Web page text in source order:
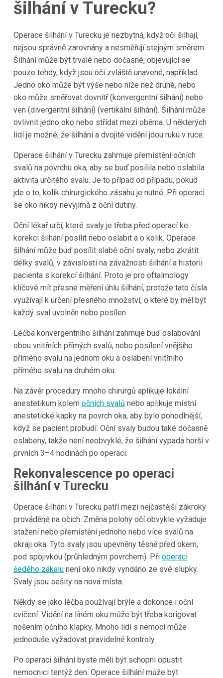
šilhání v Turecku?
Operace šilhání v Turecku je nezbytná, když oči šilhají,
nejsou správně zarovnány a nesměřují stejným směrem.
Šilhání může být trvalé nebo dočasné, objevující se
pouze tehdy, když jsou oči zvláště unavené, například.
Jedno oko může být výše nebo níže než druhé, nebo
oko může směřovat dovnitř (konvergentní šilhání) nebo
ven (divergentní šilhání) (vertikální šilhání). Šilhání může
ovlivnit jedno oko nebo střídat mezi oběma. U některých
lidí je možné, že šilhání a dvojité vidění jdou ruku v ruce.
Operace šilhání v Turecku zahrnuje přemístění očních
svalů na povrchu oka, aby se buď posílila nebo oslabila
aktivita určitého svalu. Je to případ od případu, pokud
jde o to, kolik chirurgického zásahu je nutné. Při operaci
se oko nikdy nevyjímá z oční dutiny.
Oční lékař určí, které svaly je třeba před operací ke
korekci šilhání posílit nebo oslabit a o kolik. Operace
šilhání může buď posílit slabé oční svaly, nebo zkrátit
délky svalů, v závislosti na závažnosti šilhání a historii
pacienta s korekcí šilhání. Proto je pro oftalmology
klíčové mít přesné měření úhlu šilhání, protože tato čísla
využívají k určení přesného množství, o které by měl být
každý sval uvolněn nebo posílen.
Léčba konvergentního šilhání zahrnuje buď oslabování
obou vnitřních přímých svalů, nebo posílení vnějšího
přímého svalu na jednom oku a oslabení vnitřního
přímého svalu na druhém oku.
Na závěr procedury mnoho chirurgů aplikuje lokální
anestetikum kolem očních svalů nebo aplikuje místní
anestetické kapky na povrch oka, aby bylo pohodlnější,
když se pacient probudí. Oční svaly budou také dočasně
oslabeny, takže není neobvyklé, že šilhání vypadá horší v
prvních 3–4 hodinách po operaci.
Rekonvalescence po operaci
šilhání v Turecku
Operace šilhání v Turecku patří mezi nejčastější zákroky
prováděné na očích. Změna polohy očí obvykle vyžaduje
stažení nebo přemístění jednoho nebo více svalů na
okraji oka. Tyto svaly jsou upevněny těsně před okem,
pod spojivkou (průhledným povrchem). Při operaci
šedého zákalunení oko nikdy vyndáno ze své slupky.
Svaly jsou sešity na nová místa.
Někdy se jako léčba používají brýle a dokonce i oční
cvičení. Vidění na líném oku může být třeba korigovat
nošením očního klapky. Mnoho lidí s nemocí může
jednoduše vyžadovat pravidelné kontroly.
Po operaci šilhání byste měli být schopni opustit
nemocnici tentýž den. Operace šilhání může být